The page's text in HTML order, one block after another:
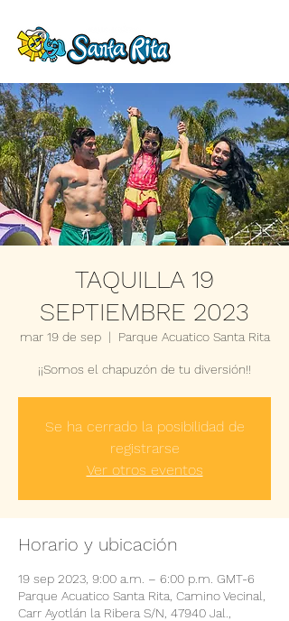
TAQUILLA 19
SEPTIEMBRE 2023
mar 19 de sep
  |
Parque Acuatico Santa Rita
¡¡Somos el chapuzón de tu diversión!!
Se ha cerrado la posibilidad de
registrarse
Ver otros eventos
Horario y ubicación
19 sep 2023, 9:00 a.m. – 6:00 p.m. GMT-6
Parque Acuatico Santa Rita, Camino Vecinal,
Carr Ayotlán la Ribera S/N, 47940 Jal.,